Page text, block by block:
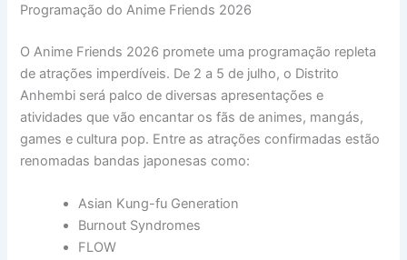
Programação do Anime Friends 2026
O Anime Friends 2026 promete uma programação repleta
de atrações imperdíveis. De 2 a 5 de julho, o Distrito
Anhembi será palco de diversas apresentações e
atividades que vão encantar os fãs de animes, mangás,
games e cultura pop. Entre as atrações confirmadas estão
renomadas bandas japonesas como:
Asian Kung-fu Generation
Burnout Syndromes
FLOW